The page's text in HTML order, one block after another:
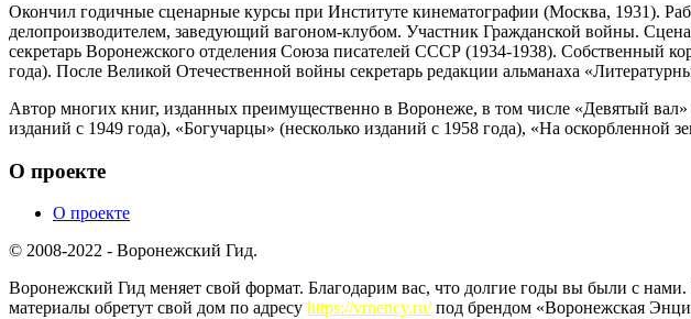
Окончил годичные сценарные курсы при Институте кинематографии (Москва, 1931).
делопроизводителем, заведующий вагоном-клубом. Участник Гражданской войны.
секретарь Воронежского отделения Союза писателей СССР (1934-1938). Собственный
года). После Великой Отечественной войны секретарь редакции альманаха
Автор многих книг, изданных преимущественно в Воронеже, в том числе «Девятый
изданий с 1949 года), «Богучарцы» (несколько изданий с 1958 года), «На оскорбленной
О проекте
О проекте
© 2008-2022 - Воронежский Гид.
Воронежский Гид меняет свой формат. Благодарим вас, что долгие годы вы были с
материалы обретут свой дом по адресу https://vrnency.ru/под брендом «Воронежская